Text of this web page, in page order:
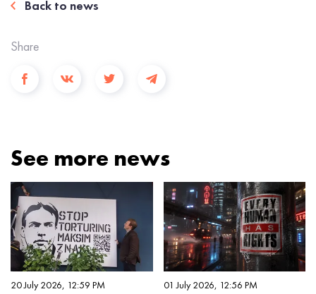
Back to news
Share
See more news
20 July 2026, 12:59 PM 01 July 2026, 12:56 PM